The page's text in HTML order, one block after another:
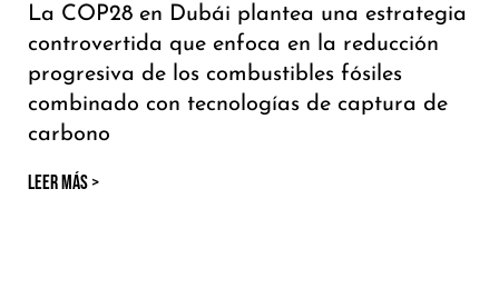
La COP28 en Dubái plantea una estrategia
controvertida que enfoca en la reducción
progresiva de los combustibles fósiles
combinado con tecnologías de captura de
carbono
LEER MÁS >